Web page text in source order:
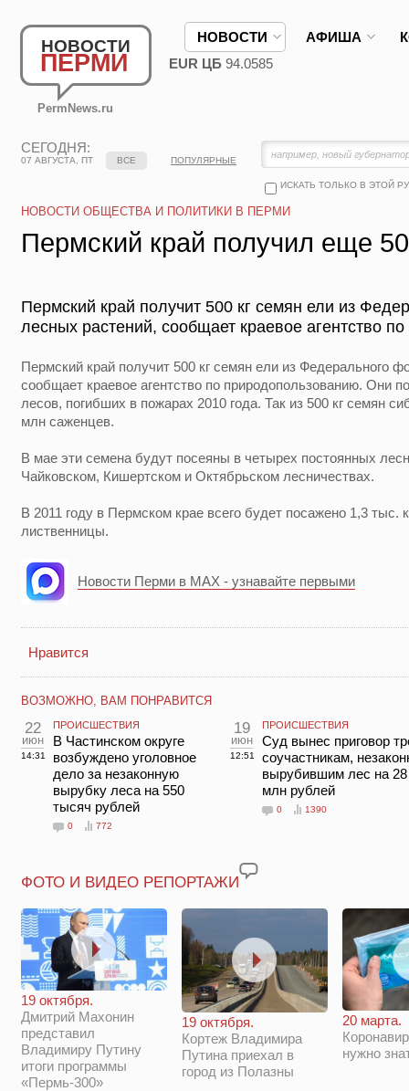
НОВОСТИ
ПЕРМИ
PermNews.ru
НОВОСТИ АФИША
EUR ЦБ 94.0585
СЕГОДНЯ:
07 АВГУСТА, ПТ
ИСКАТЬ ТОЛЬКО В ЭТОЙ
ВСЕ ПОПУЛЯРНЫЕ
НОВОСТИ ОБЩЕСТВА И ПОЛИТИКИ В ПЕРМИ
Пермский край получил еще
Пермский край получит 500 кг семян ели из
лесных растений, сообщает краевое агентство
Пермский край получит 500 кг семян ели из Федерального
сообщает краевое агентство по природопользованию. Они
лесов, погибших в пожарах 2010 года. Так из 500 кг семян
млн саженцев.
В мае эти семена будут посеяны в четырех постоянных
Чайковском, Кишертском и Октябрьском лесничествах.
В 2011 году в Пермском крае всего будет посажено 1,3 тыс.
лиственницы.
Новости Перми в MAX - узнавайте первыми
Нравится
ВОЗМОЖНО, ВАМ ПОНРАВИТСЯ
22
июн
14:31
ПРОИСШЕСТВИЯ
В Частинском округе
возбуждено уголовное
дело за незаконную
вырубку леса на 550
тысяч рублей
0 772
19
июн
12:51
ПРОИСШЕСТВИЯ
Суд вынес приговор
соучастникам,
вырубившим лес на 28
млн рублей
0 1390
ФОТО И ВИДЕО РЕПОРТАЖИ
19 октября.
Дмитрий Махонин
представил
Владимиру Путину
итоги программы
«Пермь-300»
19 октября.
Кортеж Владимира
Путина приехал в
город из Полазны
20 марта.
нужно